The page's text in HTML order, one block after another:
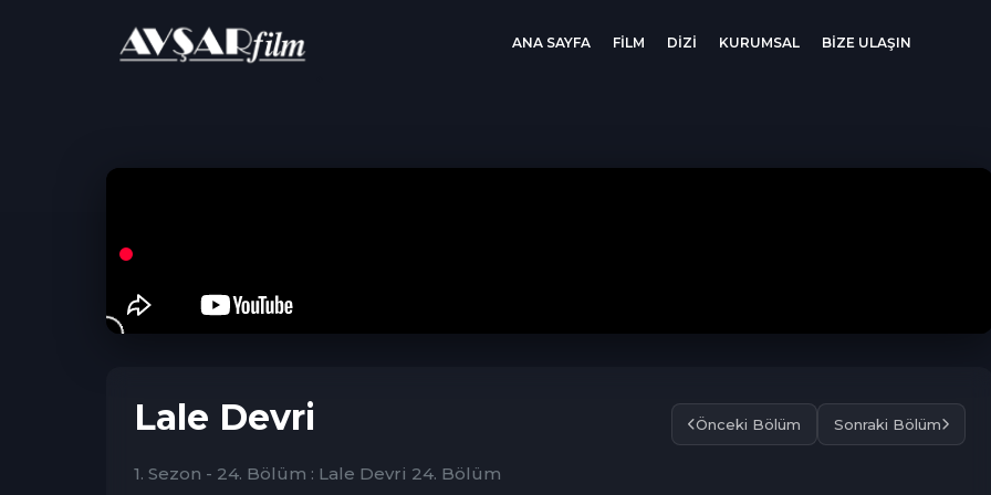
ANA SAYFA FİLM DİZİ KURUMSAL BİZE ULAŞIN
ANA SAYFA Dram
Lale Devri
1. Sezon - 24. Bölüm : Lale Devri 24. Bölüm
Önceki Bölüm Sonraki Bölüm